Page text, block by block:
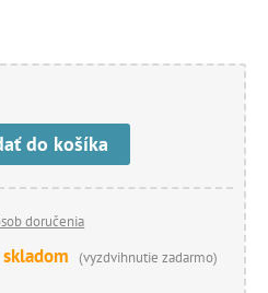
do košíka
doručenia
(vyzdvihnutie zadarmo)